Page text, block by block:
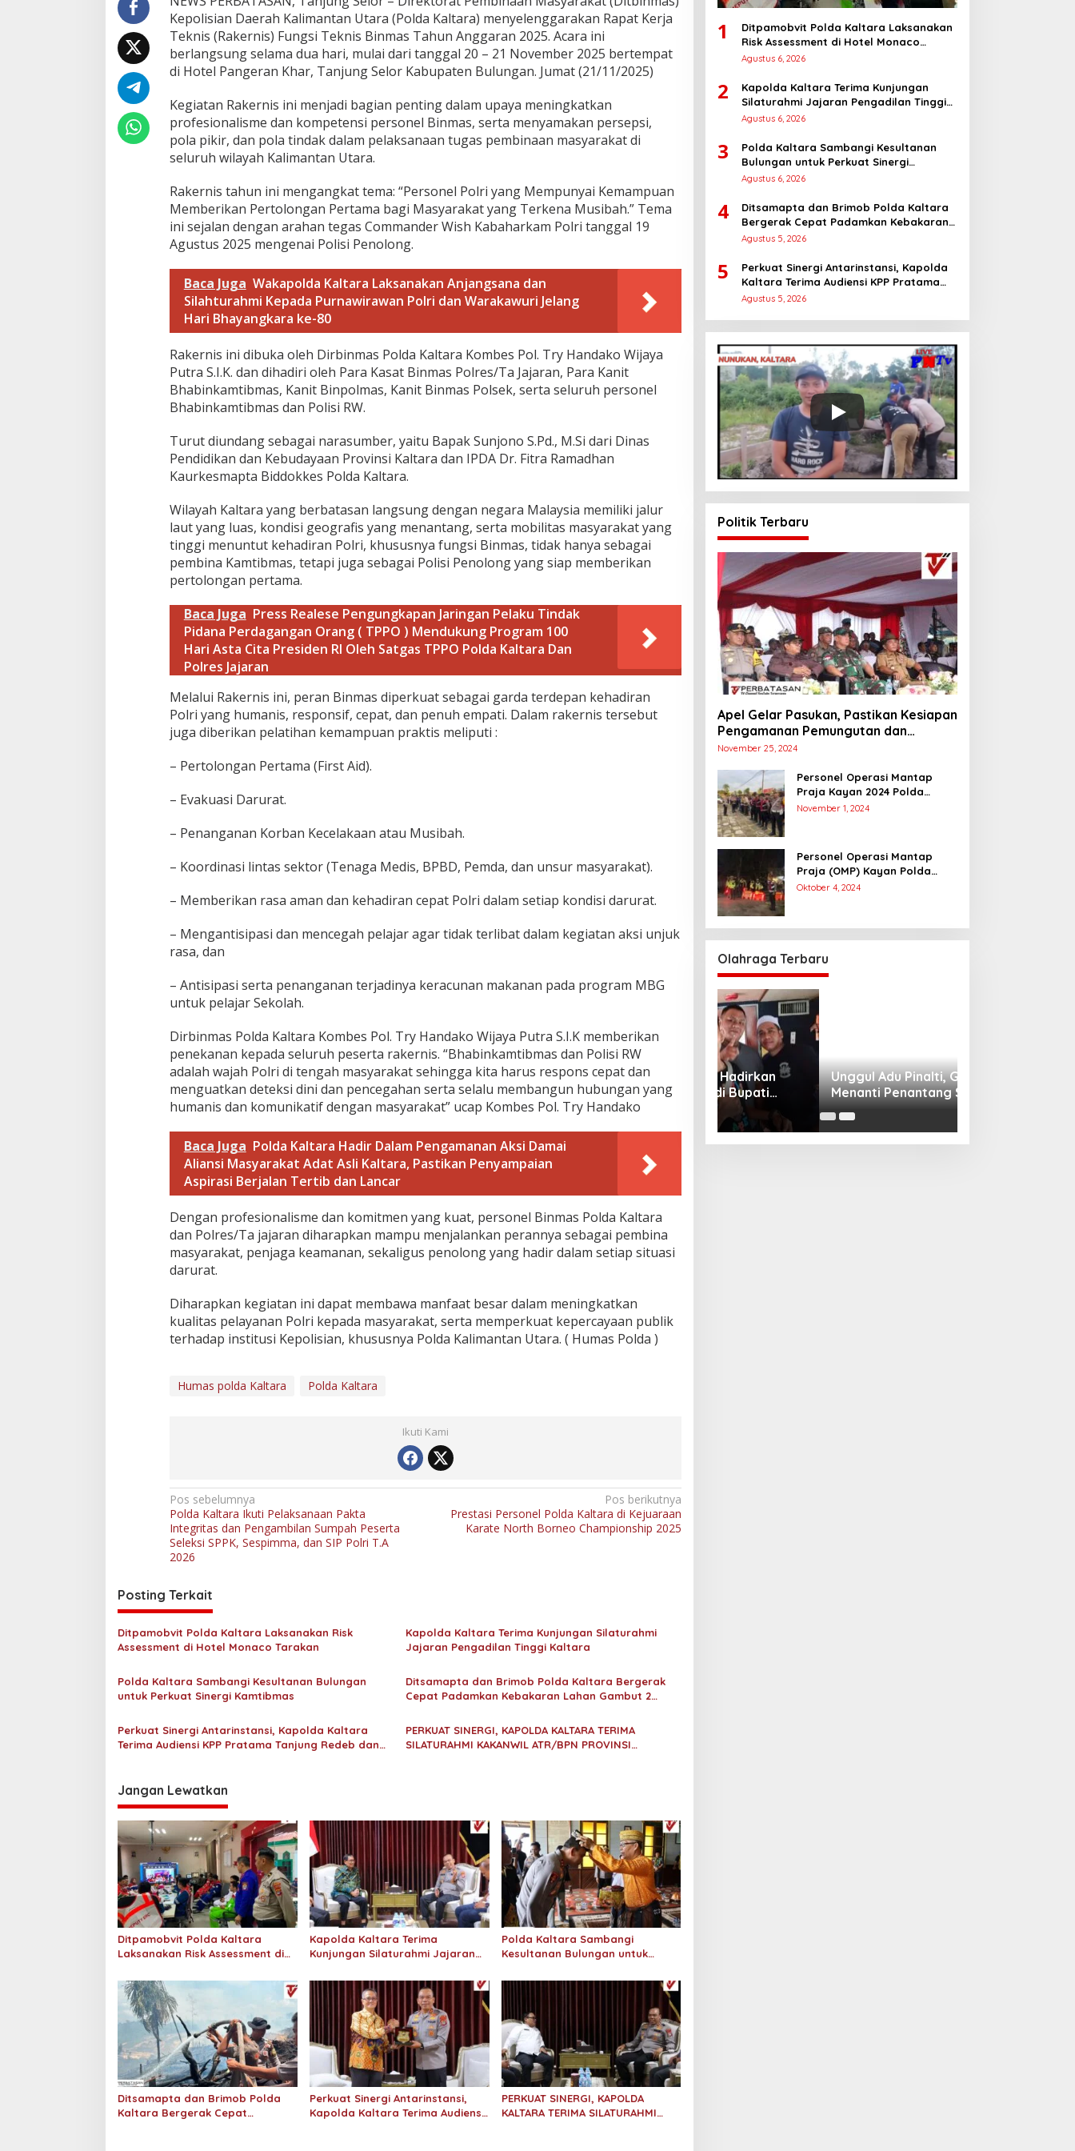
g
s
i
T
e
n
i
s
B
i
m
a
s
2
0
5
,
P
e
r
u
a
t
P
e
a
n
"
o
l
s
i
P
e
n
o
o
n
g
Kepolisian Daerah Kalimantan Utara (Polda Kaltara) menyelenggarakan Rapat Kerja
Teknis (Rakernis) Fungsi Teknis Binmas Tahun Anggaran 2025. Acara ini
berlangsung selama dua hari, mulai dari tanggal 20 – 21 November 2025 bertempat
di Hotel Pangeran Khar, Tanjung Selor Kabupaten Bulungan. Jumat (21/11/2025)
Kegiatan Rakernis ini menjadi bagian penting dalam upaya meningkatkan
profesionalisme dan kompetensi personel Binmas, serta menyamakan persepsi,
pola pikir, dan pola tindak dalam pelaksanaan tugas pembinaan masyarakat di
seluruh wilayah Kalimantan Utara.
​Rakernis tahun ini mengangkat tema: “Personel Polri yang Mempunyai Kemampuan
Memberikan Pertolongan Pertama bagi Masyarakat yang Terkena Musibah.” Tema
ini sejalan dengan arahan tegas Commander Wish Kabaharkam Polri tanggal 19
Agustus 2025 mengenai Polisi Penolong.
Baca Juga Wakapolda Kaltara Laksanakan Anjangsana dan
Silahturahmi Kepada Purnawirawan Polri dan Warakawuri Jelang
Hari Bhayangkara ke-80
​Rakernis ini dibuka oleh Dirbinmas Polda Kaltara Kombes Pol. Try Handako Wijaya
Putra S.I.K. dan dihadiri oleh Para Kasat Binmas Polres/Ta Jajaran, Para Kanit
Bhabinkamtibmas, Kanit Binpolmas, Kanit Binmas Polsek, serta seluruh personel
Bhabinkamtibmas dan Polisi RW.
​Turut diundang sebagai narasumber, yaitu Bapak Sunjono S.Pd., M.Si dari Dinas
Pendidikan dan Kebudayaan Provinsi Kaltara dan IPDA Dr. Fitra Ramadhan
Kaurkesmapta Biddokkes Polda Kaltara.
Wilayah Kaltara yang berbatasan langsung dengan negara Malaysia memiliki jalur
laut yang luas, kondisi geografis yang menantang, serta mobilitas masyarakat yang
tinggi menuntut kehadiran Polri, khususnya fungsi Binmas, tidak hanya sebagai
pembina Kamtibmas, tetapi juga sebagai Polisi Penolong yang siap memberikan
pertolongan pertama.
Baca Juga Press Realese Pengungkapan Jaringan Pelaku Tindak
Pidana Perdagangan Orang ( TPPO ) Mendukung Program 100
Hari Asta Cita Presiden RI Oleh Satgas TPPO Polda Kaltara Dan
Polres Jajaran
Melalui Rakernis ini, peran Binmas diperkuat sebagai garda terdepan kehadiran
Polri yang humanis, responsif, cepat, dan penuh empati. Dalam rakernis tersebut
juga diberikan pelatihan kemampuan praktis meliputi :
– ​Pertolongan Pertama (First Aid).
– ​Evakuasi Darurat.
– ​Penanganan Korban Kecelakaan atau Musibah.
– ​Koordinasi lintas sektor (Tenaga Medis, BPBD, Pemda, dan unsur masyarakat).
– ​Memberikan rasa aman dan kehadiran cepat Polri dalam setiap kondisi darurat.
– Mengantisipasi dan mencegah pelajar agar tidak terlibat dalam kegiatan aksi unjuk
rasa, dan
– Antisipasi serta penanganan terjadinya keracunan makanan pada program MBG
untuk pelajar Sekolah.
Dirbinmas Polda Kaltara Kombes Pol. Try Handako Wijaya Putra S.I.K memberikan
penekanan kepada seluruh peserta rakernis. “Bhabinkamtibmas dan Polisi RW
adalah wajah Polri di tengah masyarakat sehingga kita harus respons cepat dan
menguatkan deteksi dini dan pencegahan serta selalu membangun hubungan yang
humanis dan komunikatif dengan masyarakat” ucap Kombes Pol. Try Handako
Baca Juga Polda Kaltara Hadir Dalam Pengamanan Aksi Damai
Aliansi Masyarakat Adat Asli Kaltara, Pastikan Penyampaian
Aspirasi Berjalan Tertib dan Lancar
​Dengan profesionalisme dan komitmen yang kuat, personel Binmas Polda Kaltara
dan Polres/Ta jajaran diharapkan mampu menjalankan perannya sebagai pembina
masyarakat, penjaga keamanan, sekaligus penolong yang hadir dalam setiap situasi
darurat.
​Diharapkan kegiatan ini dapat membawa manfaat besar dalam meningkatkan
kualitas pelayanan Polri kepada masyarakat, serta memperkuat kepercayaan publik
terhadap institusi Kepolisian, khususnya Polda Kalimantan Utara. ( Humas Polda )
Humas polda Kaltara Polda Kaltara
Ikuti Kami
N
a
v
g
a
s
p
o
s
Pos sebelumnya
Polda Kaltara Ikuti Pelaksanaan Pakta
Integritas dan Pengambilan Sumpah Peserta
Seleksi SPPK, Sespimma, dan SIP Polri T.A
2026
Pos berikutnya
Prestasi Personel Polda Kaltara di Kejuaraan
Karate North Borneo Championship 2025
Posting Terkait
Ditpamobvit Polda Kaltara Laksanakan Risk
Assessment di Hotel Monaco Tarakan
Kapolda Kaltara Terima Kunjungan Silaturahmi
Jajaran Pengadilan Tinggi Kaltara
Polda Kaltara Sambangi Kesultanan Bulungan
untuk Perkuat Sinergi Kamtibmas
Ditsamapta dan Brimob Polda Kaltara Bergerak
Cepat Padamkan Kebakaran Lahan Gambut 2
Perkuat Sinergi Antarinstansi, Kapolda Kaltara
Terima Audiensi KPP Pratama Tanjung Redeb dan
PERKUAT SINERGI, KAPOLDA KALTARA TERIMA
SILATURAHMI KAKANWIL ATR/BPN PROVINSI
Jangan Lewatkan
Ditpamobvit Polda Kaltara
Laksanakan Risk Assessment di
Kapolda Kaltara Terima
Kunjungan Silaturahmi Jajaran
Polda Kaltara Sambangi
Kesultanan Bulungan untuk
Ditsamapta dan Brimob Polda
Kaltara Bergerak Cepat
Perkuat Sinergi Antarinstansi,
Kapolda Kaltara Terima Audiensi
PERKUAT SINERGI, KAPOLDA
KALTARA TERIMA SILATURAHMI
1
Ditpamobvit Polda Kaltara Laksanakan
Risk Assessment di Hotel Monaco
Tarakan
Agustus 6, 2026
2
Kapolda Kaltara Terima Kunjungan
Silaturahmi Jajaran Pengadilan Tinggi
Kaltara
Agustus 6, 2026
3
Polda Kaltara Sambangi Kesultanan
Bulungan untuk Perkuat Sinergi
Kamtibmas
Agustus 6, 2026
4
Ditsamapta dan Brimob Polda Kaltara
Bergerak Cepat Padamkan Kebakaran
Lahan Gambut 2 Hektar di Bulungan
Agustus 5, 2026
5
Perkuat Sinergi Antarinstansi, Kapolda
Kaltara Terima Audiensi KPP Pratama
Tanjung Redeb dan KPP Pratama
Agustus 5, 2026
Politik Terbaru
Apel Gelar Pasukan, Pastikan Kesiapan
Pengamanan Pemungutan dan
Penghitungan Suara
November 25, 2024
Personel Operasi Mantap
Praja Kayan 2024 Polda
Kaltara Laksanakan
Suara Dalam Rangka Pilkada
2024
November 1, 2024
Personel Operasi Mantap
Praja (OMP) Kayan Polda
Kaltara Laksanakan Pam
Oktober 4, 2024
Olahraga Terbaru
An-Nur Racing Team Hadirkan
Pembalap Malaysia di Bupati
Nunukan Drag Race
Unggul Adu Pinalti, Gapindo FC
Menanti Penantang Selanjutnya di
Semifinal Bupati Cup 2024